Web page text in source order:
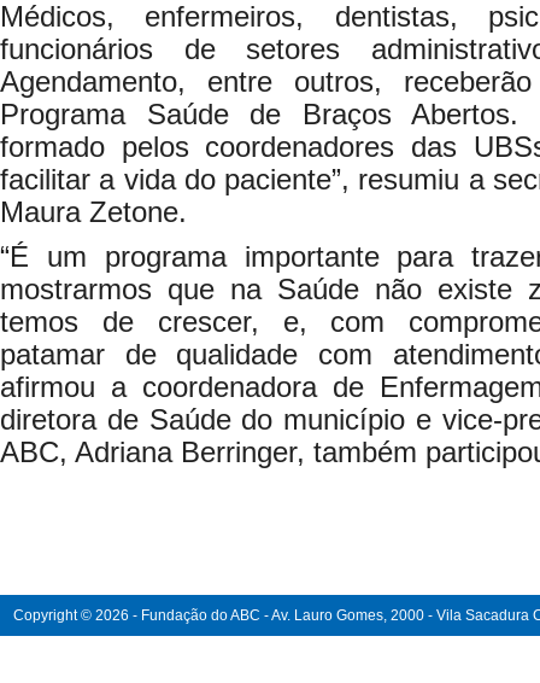
Médicos, enfermeiros, dentistas,
funcionários de setores
Agendamento, entre outros,
Programa Saúde de Braços
formado pelos coordenadores das
facilitar a vida do paciente”, resumiu a
Maura Zetone.
“É um programa importante para
mostrarmos que na Saúde não existe
temos de crescer, e, com
patamar de qualidade com
afirmou a coordenadora de
diretora de Saúde do município e vice-
ABC, Adriana Berringer, também
Copyright © 2026 - Fundação do ABC - Av. Lauro Gomes, 2000 - Vila